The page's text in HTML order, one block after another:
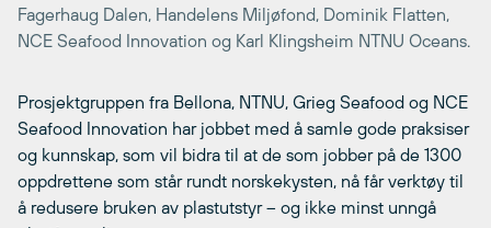
Fagerhaug Dalen, Handelens Miljøfond, Dominik Flatten,
NCE Seafood Innovation og Karl Klingsheim NTNU Oceans.
Prosjektgruppen fra Bellona, NTNU, Grieg Seafood og NCE
Seafood Innovation har jobbet med å samle gode praksiser
og kunnskap, som vil bidra til at de som jobber på de 1300
oppdrettene som står rundt norskekysten, nå får verktøy til
å redusere bruken av plastutstyr – og ikke minst unngå